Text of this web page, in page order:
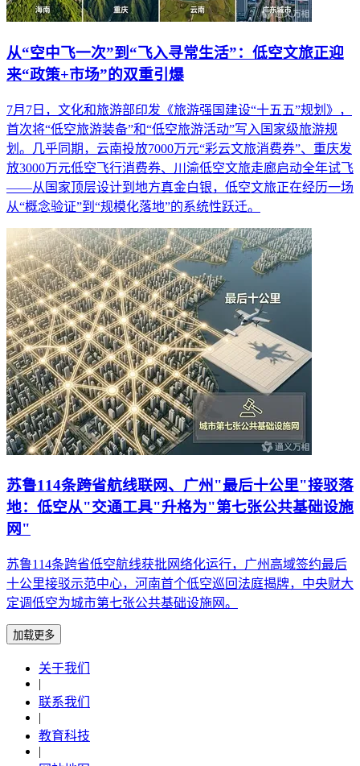
从“空中飞一次”到“飞入寻常生活”：低空文旅正迎
来“政策+市场”的双重引爆
7月7日，文化和旅游部印发《旅游强国建设“十五五”规划》，
首次将“低空旅游装备”和“低空旅游活动”写入国家级旅游规
划。几乎同期，云南投放7000万元“彩云文旅消费券”、重庆发
放3000万元低空飞行消费券、川渝低空文旅走廊启动全年试飞
——从国家顶层设计到地方真金白银，低空文旅正在经历一场
从“概念验证”到“规模化落地”的系统性跃迁。
苏鲁114条跨省航线联网、广州"最后十公里"接驳落
地：低空从"交通工具"升格为"第七张公共基础设施
网"
苏鲁114条跨省低空航线获批网络化运行，广州高域签约最后
十公里接驳示范中心，河南首个低空巡回法庭揭牌，中央财大
定调低空为城市第七张公共基础设施网。
加载更多
关于我们
|
联系我们
|
教育科技
|